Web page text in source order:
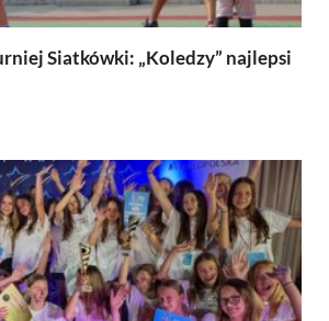
Siatkówki: „Koledzy” najlepsi